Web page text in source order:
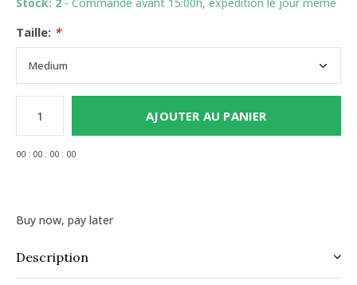
Taille: *
AJOUTER AU PANIER
00 : 00 : 00 : 00
Buy now, pay later
Description